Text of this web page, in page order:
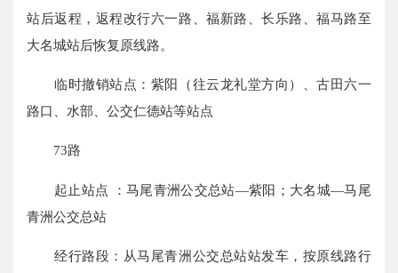
站后返程，返程改行六一路、福新路、长乐路、福马路至
大名城站后恢复原线路。
临时撤销站点：紫阳（往云龙礼堂方向）、古田六一
路口、水部、公交仁德站等站点
73路
起止站点 ：马尾青洲公交总站—紫阳；大名城—马尾
青洲公交总站
经行路段：从马尾青洲公交总站站发车，按原线路行